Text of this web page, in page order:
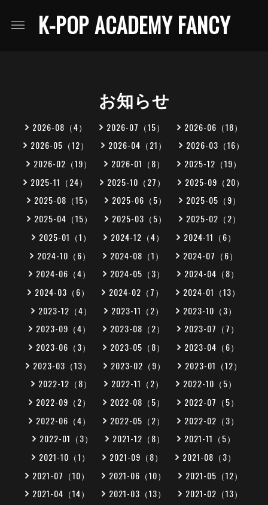
K-POP ACADEMY FANCY
お知らせ
2026-08（4） 2026-07（15）
2026-06（18）
2026-05（12）
2026-04（21）
2026-03（16）
2026-02（19）
2026-01（8）
2025-12（19）
2025-11（24）
2025-10（27）
2025-09（20）
2025-08（15）
2025-06（5）
2025-05（9）
2025-04（15）
2025-03（5）
2025-02（2）
2025-01（1）
2024-12（4）
2024-11（6）
2024-10（6）
2024-08（1）
2024-07（6）
2024-06（4）
2024-05（3）
2024-04（8）
2024-03（6）
2024-02（7）
2024-01（13）
2023-12（4）
2023-11（2）
2023-10（3）
2023-09（4）
2023-08（2）
2023-07（7）
2023-06（3）
2023-05（8）
2023-04（6）
2023-03（13）
2023-02（9）
2023-01（12）
2022-12（8）
2022-11（2）
2022-10（5）
2022-09（2）
2022-08（5）
2022-07（5）
2022-06（4）
2022-05（2）
2022-02（3）
2022-01（3）
2021-12（8）
2021-11（5）
2021-10（1）
2021-09（8）
2021-08（3）
2021-07（10）
2021-06（10）
2021-05（12）
2021-04（14）
2021-03（13）
2021-02（13）